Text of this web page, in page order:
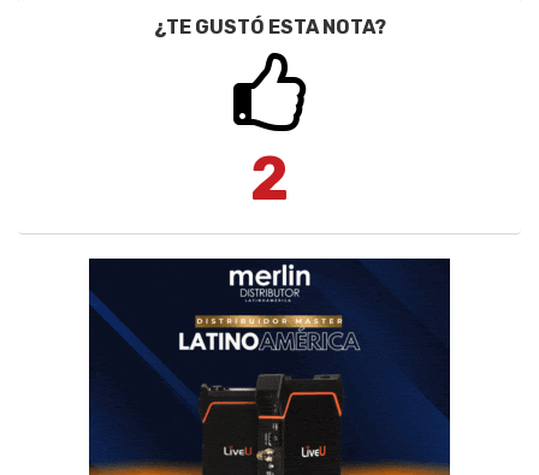
¿TE GUSTÓ ESTA NOTA?
2